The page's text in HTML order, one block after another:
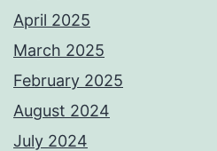
April 2025
March 2025
February 2025
August 2024
July 2024